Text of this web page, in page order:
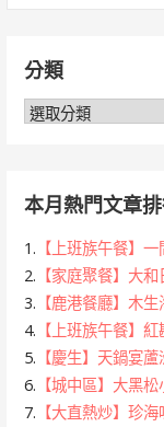
字:分類
分
本月熱門文章
1. 【上班族午餐】
2. 【家庭聚餐】大
3. 【鹿港餐廳】木
4. 【上班族午餐】
5. 【慶生】天鍋宴
6. 【城中區】大黑
7. 【大直熱炒】珍